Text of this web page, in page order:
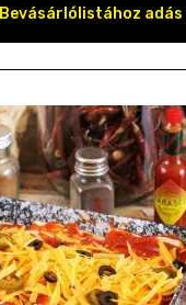
Bevásárlólistához adás